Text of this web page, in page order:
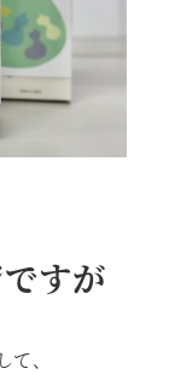
すが
、